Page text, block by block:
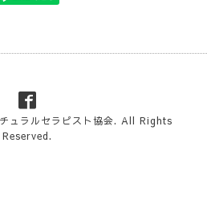
ュラルセラピスト協会. All Rights
Reserved.